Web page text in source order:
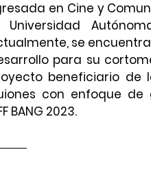
en Cine y
Universidad
se
para su
beneficiario de
con enfoque de
BANG 2023.